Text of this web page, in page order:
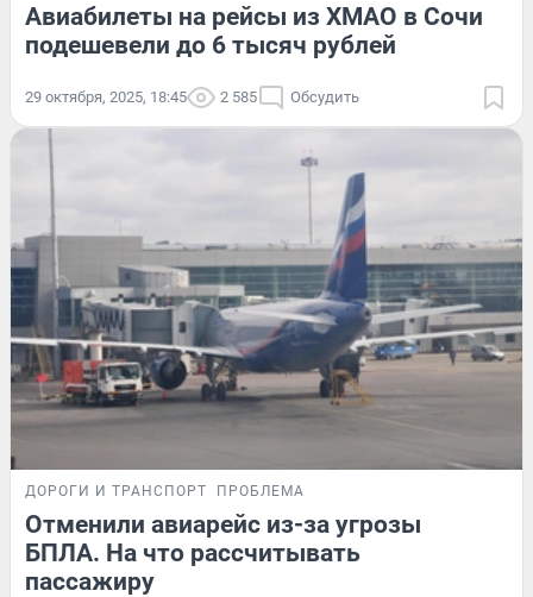
Авиабилеты на рейсы из ХМАО в Сочи
подешевели до 6 тысяч рублей
29 октября, 2025, 18:45 2 585 Обсудить
ДОРОГИ И ТРАНСПОРТ ПРОБЛЕМА
Отменили авиарейс из-за угрозы
БПЛА. На что рассчитывать
пассажиру